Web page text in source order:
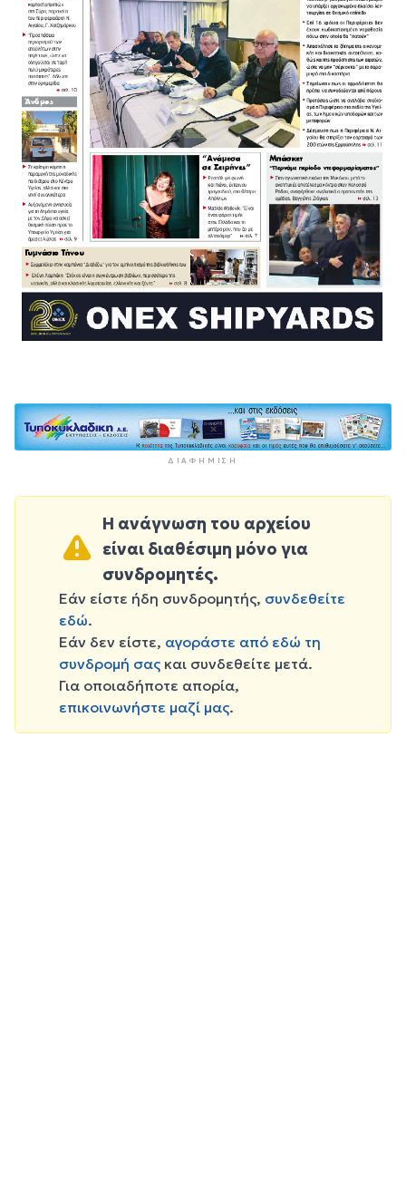
ΔΙΑΦΉΜΙΣΗ
Η ανάγνωση του αρχείου
είναι διαθέσιμη μόνο για
συνδρομητές.
Εάν είστε ήδη συνδρομητής, συνδεθείτε
εδώ.
Εάν δεν είστε, αγοράστε από εδώ τη
συνδρομή σας και συνδεθείτε μετά.
Για οποιαδήποτε απορία,
επικοινωνήστε μαζί μας.